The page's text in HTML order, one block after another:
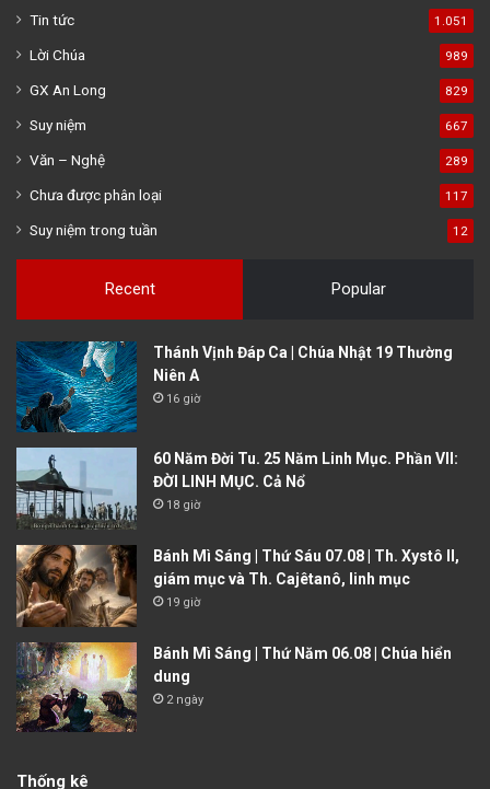
Tin tức 1.051
Lời Chúa 989
GX An Long 829
Suy niệm 667
Văn – Nghệ 289
Chưa được phân loại 117
Suy niệm trong tuần 12
Recent Popular
Thánh Vịnh Đáp Ca | Chúa Nhật 19 Thường
Niên A
16 giờ
60 Năm Đời Tu. 25 Năm Linh Mục. Phần VII:
ĐỜI LINH MỤC. Cả Nổ
18 giờ
Bánh Mì Sáng | Thứ Sáu 07.08 | Th. Xystô II,
giám mục và Th. Cajêtanô, linh mục
19 giờ
Bánh Mì Sáng | Thứ Năm 06.08 | Chúa hiển
dung
2 ngày
Thống kê